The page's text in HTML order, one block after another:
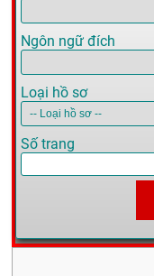
Ngôn ngữ đích
Loại hồ sơ
Số trang